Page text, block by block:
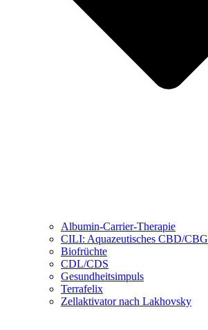
Albumin-Carrier-Therapie
CILI: Aquazeutisches CBD/CBG
Biofrüchte
CDL/CDS
Gesundheitsimpuls
Terrafelix
Zellaktivator nach Lakhovsky